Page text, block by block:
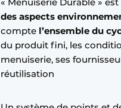
S’inscrire à
S’inscrire
S’inscrire
Termes et
des aspects
compte l’ensemble du
du produit fini, les
menuiserie, ses
réutilisation